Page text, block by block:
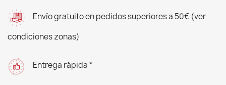
Envío gratuito en pedidos superiores a 50€ (ver
condiciones zonas)
Entrega rápida *